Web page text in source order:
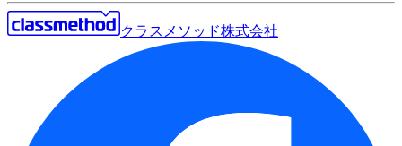
クラスメソッド株式会社